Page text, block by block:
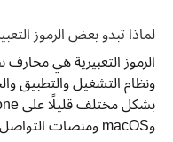
لماذا تبدو بعض الرموز
الرموز التعبيرية هي
ونظام التشغيل والتطبيق
وmacOS ومنصات التواصل الاجتماعي المختلفة.